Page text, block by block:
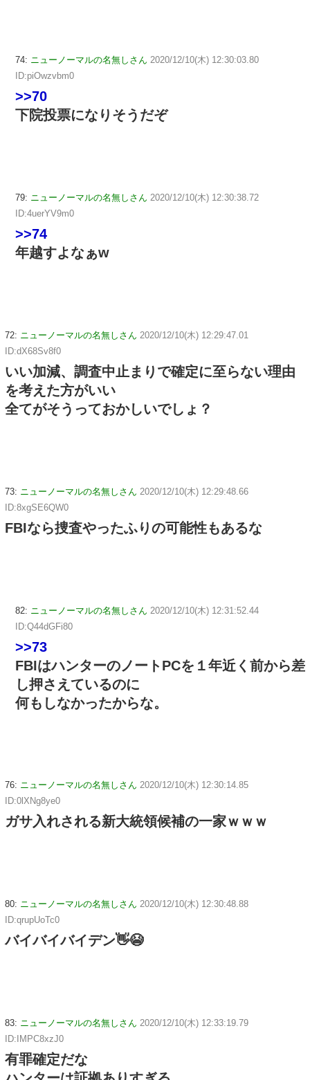
74: ニューノーマルの名無しさん 2020/12/10(木) 12:30:03.80
ID:piOwzvbm0
>>70
下院投票になりそうだぞ
79: ニューノーマルの名無しさん 2020/12/10(木) 12:30:38.72
ID:4uerYV9m0
>>74
年越すよなぁw
72: ニューノーマルの名無しさん 2020/12/10(木) 12:29:47.01
ID:dX68Sv8f0
いい加減、調査中止まりで確定に至らない理由
を考えた方がいい
全てがそうっておかしいでしょ？
73: ニューノーマルの名無しさん 2020/12/10(木) 12:29:48.66
ID:8xgSE6QW0
FBIなら捜査やったふりの可能性もあるな
82: ニューノーマルの名無しさん 2020/12/10(木) 12:31:52.44
ID:Q44dGFi80
>>73
FBIはハンターのノートPCを１年近く前から差
し押さえているのに
何もしなかったからな。
76: ニューノーマルの名無しさん 2020/12/10(木) 12:30:14.85
ID:0lXNg8ye0
ガサ入れされる新大統領候補の一家ｗｗｗ
80: ニューノーマルの名無しさん 2020/12/10(木) 12:30:48.88
ID:qrupUoTc0
バイバイバイデン👋😭
83: ニューノーマルの名無しさん 2020/12/10(木) 12:33:19.79
ID:IMPC8xzJ0
有罪確定だな